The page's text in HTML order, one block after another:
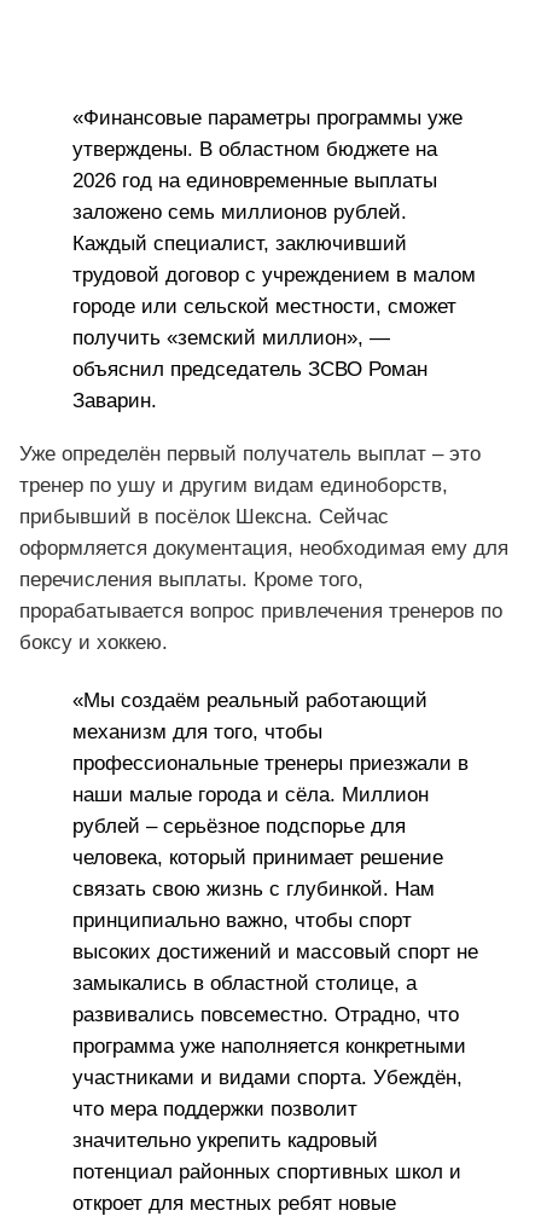
«Финансовые параметры программы уже
утверждены. В областном бюджете на
2026 год на единовременные выплаты
заложено семь миллионов рублей.
Каждый специалист, заключивший
трудовой договор с учреждением в малом
городе или сельской местности, сможет
получить «земский миллион», —
объяснил председатель ЗСВО Роман
Заварин.
Уже определён первый получатель выплат – это
тренер по ушу и другим видам единоборств,
прибывший в посёлок Шексна. Сейчас
оформляется документация, необходимая ему для
перечисления выплаты. Кроме того,
прорабатывается вопрос привлечения тренеров по
боксу и хоккею.
«Мы создаём реальный работающий
механизм для того, чтобы
профессиональные тренеры приезжали в
наши малые города и сёла. Миллион
рублей – серьёзное подспорье для
человека, который принимает решение
связать свою жизнь с глубинкой. Нам
принципиально важно, чтобы спорт
высоких достижений и массовый спорт не
замыкались в областной столице, а
развивались повсеместно. Отрадно, что
программа уже наполняется конкретными
участниками и видами спорта. Убеждён,
что мера поддержки позволит
значительно укрепить кадровый
потенциал районных спортивных школ и
откроет для местных ребят новые